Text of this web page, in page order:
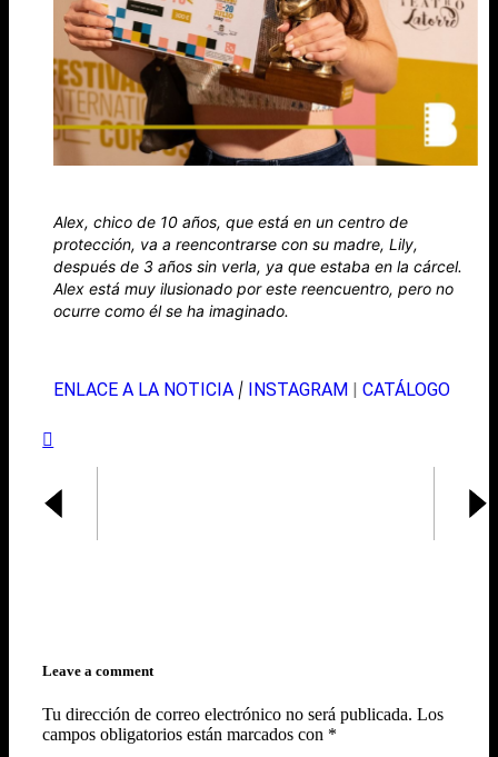
Alex, chico de 10 años, que está en un centro de
protección, va a reencontrarse con su madre, Lily,
después de 3 años sin verla, ya que estaba en la cárcel.
Alex está muy ilusionado por este reencuentro, pero no
ocurre como él se ha imaginado.
ENLACE A LA NOTICIA | INSTAGRAM |CATÁLOGO
Leave a comment
Tu dirección de correo electrónico no será publicada. Los
campos obligatorios están marcados con *